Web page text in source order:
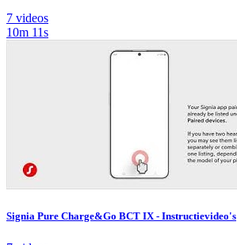
7 videos
10m 11s
Signia Pure Charge&Go BCT IX - Instructievideo's